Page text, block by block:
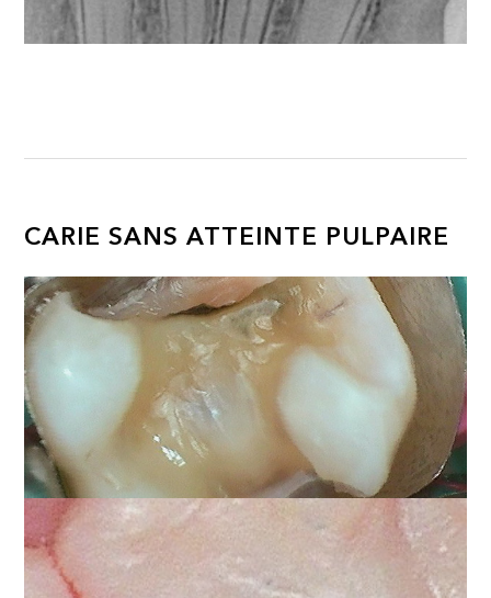
CARIE SANS ATTEINTE PULPAIRE